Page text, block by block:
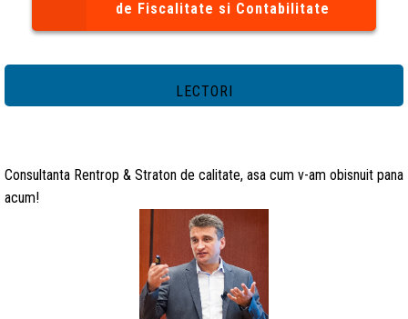
de Fiscalitate si Contabilitate
LECTORI
Consultanta Rentrop & Straton de calitate, asa cum v-am obisnuit pana
acum!